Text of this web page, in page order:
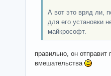
А вот это вряд ли,
для его установки
майкрософт.
правильно, он
вмешательства